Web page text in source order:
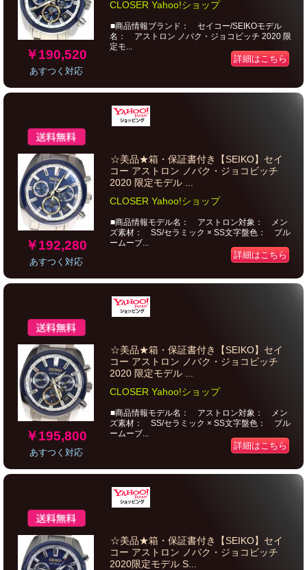
￥190,520
あすつく対応
CLOSER Yahoo!ショップ
■商品情報ブランド： セイコー/SEIKOモデル
名： アストロン ノバク・ジョコビッチ 2020 限
定モ...
詳細はこちら
￥192,280
あすつく対応
☆美品★箱・保証書付き【SEIKO】セイ
コー アストロン ノバク・ジョコビッチ
2020 限定モデル ...
CLOSER Yahoo!ショップ
■商品情報モデル名： アストロン対象： メン
ズ素材： SS/セラミック × SS文字盤色： ブル
ームーブ...
詳細はこちら
￥195,800
あすつく対応
☆美品★箱・保証書付き【SEIKO】セイ
コー アストロン ノバク・ジョコビッチ
2020 限定モデル ...
CLOSER Yahoo!ショップ
■商品情報モデル名： アストロン対象： メン
ズ素材： SS/セラミック × SS文字盤色： ブル
ームーブ...
詳細はこちら
☆美品★箱・保証書付き【SEIKO】セイ
コー アストロン ノバク・ジョコビッチ
2020限定モデル S...